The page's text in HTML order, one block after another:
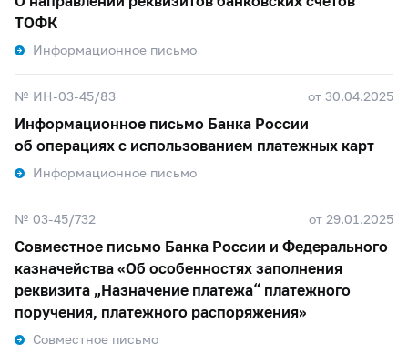
ТОФК
Информационное письмо
№ ИН-03-45/83 от 30.04.2025
Информационное письмо Банка России
об операциях с использованием платежных карт
Информационное письмо
№ 03-45/732 от 29.01.2025
Совместное письмо Банка России и Федерального
казначейства «Об особенностях заполнения
реквизита „Назначение платежа“ платежного
поручения, платежного распоряжения»
Совместное письмо